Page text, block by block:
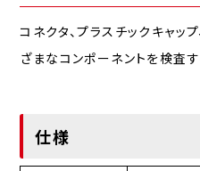
コネクタ、プラスチックキャッ
ざまなコンポーネントを検査
仕様